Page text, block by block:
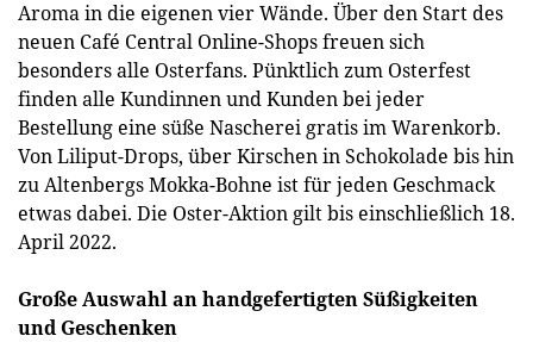
Aroma in die eigenen vier Wände. Über den Start des
neuen Café Central Online-Shops freuen sich
besonders alle Osterfans. Pünktlich zum Osterfest
finden alle Kundinnen und Kunden bei jeder
Bestellung eine süße Nascherei gratis im Warenkorb.
Von Liliput-Drops, über Kirschen in Schokolade bis hin
zu Altenbergs Mokka-Bohne ist für jeden Geschmack
etwas dabei. Die Oster-Aktion gilt bis einschließlich 18.
April 2022.
Große Auswahl an handgefertigten Süßigkeiten
und Geschenken